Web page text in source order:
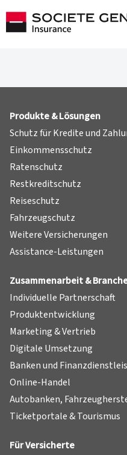
Produkte & Lösungen
Schutz für Kredite und
Einkommensschutz
Ratenschutz
Restkreditschutz
Reiseschutz
Fahrzeugschutz
Weitere Versicherungen
Assistance-Leistungen
Zusammenarbeit &
Individuelle Partnerschaft
Produktentwicklung
Marketing & Vertrieb
Digitale Umsetzung
Banken und
Online-Handel
Autobanken,
Ticketportale & Tourismus
Für Versicherte